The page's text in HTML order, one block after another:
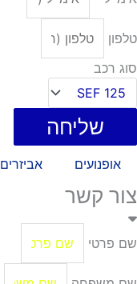
טלפון
סוג רכב
שליחה
אופנועים אביזרים
צור קשר
שם פרטי